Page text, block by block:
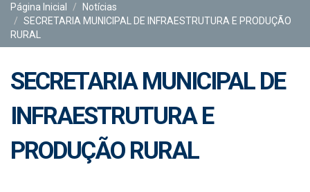
Página Inicial
Notícias
SECRETARIA MUNICIPAL DE INFRAESTRUTURA E PRODUÇÃO
RURAL
SECRETARIA MUNICIPAL DE
INFRAESTRUTURA E
PRODUÇÃO RURAL